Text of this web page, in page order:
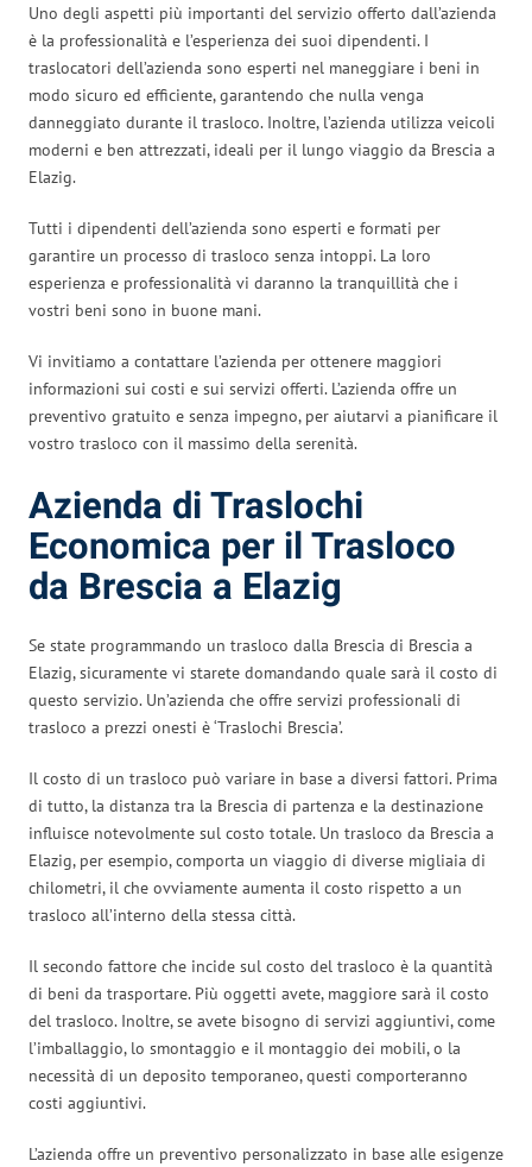
Uno degli aspetti più importanti del servizio offerto dall’azienda
è la professionalità e l’esperienza dei suoi dipendenti. I
traslocatori dell’azienda sono esperti nel maneggiare i beni in
modo sicuro ed efficiente, garantendo che nulla venga
danneggiato durante il trasloco. Inoltre, l’azienda utilizza veicoli
moderni e ben attrezzati, ideali per il lungo viaggio da Brescia a
Elazig.
Tutti i dipendenti dell’azienda sono esperti e formati per
garantire un processo di trasloco senza intoppi. La loro
esperienza e professionalità vi daranno la tranquillità che i
vostri beni sono in buone mani.
Vi invitiamo a contattare l’azienda per ottenere maggiori
informazioni sui costi e sui servizi offerti. L’azienda offre un
preventivo gratuito e senza impegno, per aiutarvi a pianificare il
vostro trasloco con il massimo della serenità.
Azienda di Traslochi
Economica per il Trasloco
da Brescia a Elazig
Se state programmando un trasloco dalla Brescia di Brescia a
Elazig, sicuramente vi starete domandando quale sarà il costo di
questo servizio. Un’azienda che offre servizi professionali di
trasloco a prezzi onesti è ‘Traslochi Brescia’.
Il costo di un trasloco può variare in base a diversi fattori. Prima
di tutto, la distanza tra la Brescia di partenza e la destinazione
influisce notevolmente sul costo totale. Un trasloco da Brescia a
Elazig, per esempio, comporta un viaggio di diverse migliaia di
chilometri, il che ovviamente aumenta il costo rispetto a un
trasloco all’interno della stessa città.
Il secondo fattore che incide sul costo del trasloco è la quantità
di beni da trasportare. Più oggetti avete, maggiore sarà il costo
del trasloco. Inoltre, se avete bisogno di servizi aggiuntivi, come
l’imballaggio, lo smontaggio e il montaggio dei mobili, o la
necessità di un deposito temporaneo, questi comporteranno
costi aggiuntivi.
L’azienda offre un preventivo personalizzato in base alle esigenze